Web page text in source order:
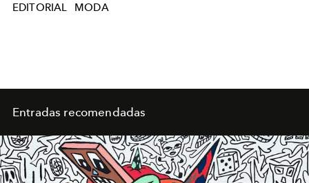
EDITORIAL MODA
Entradas recomendadas